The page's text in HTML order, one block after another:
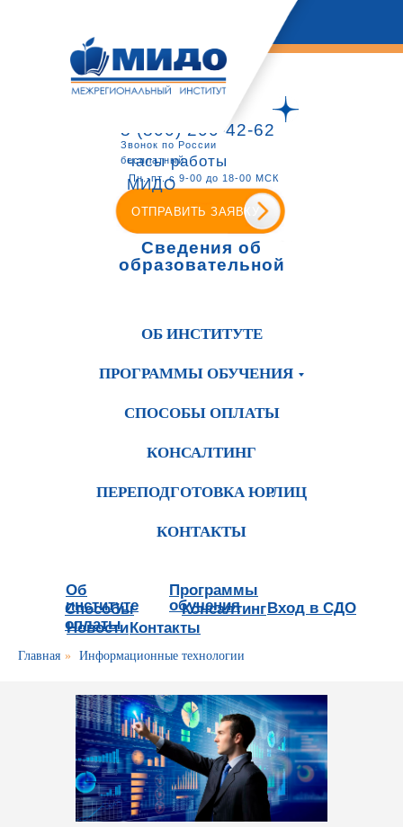
8 (800) 200-42-62
Звонок по России
бесплатный
ОТПРАВИТЬ ЗАЯВКУ
часы работы
МИДО
Пн.-пт. с 9-00 до 18-00 МСК
Сведения об
образовательной
ОБ ИНСТИТУТЕ
ПРОГРАММЫ ОБУЧЕНИЯ
СПОСОБЫ ОПЛАТЫ
КОНСАЛТИНГ
ПЕРЕПОДГОТОВКА ЮРЛИЦ
КОНТАКТЫ
Об
институте
Программы
обучения
Способы
оплаты
Консалтинг
Новости
Вход в СДО
Контакты
Главная » Информационные технологии